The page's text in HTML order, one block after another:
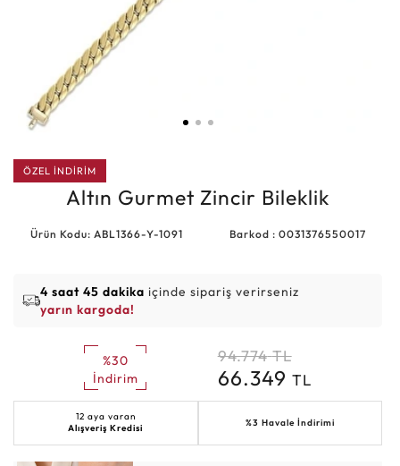
ÖZEL İNDİRİM
Altın Gurmet Zincir Bileklik
Ürün Kodu: ABL1366-Y-1091 Barkod : 0031376550017
4 saat 45 dakika içinde sipariş verirseniz
yarın kargoda!
%30
İndirim
94.774 TL
66.349 TL
12 aya varan
Alışveriş Kredisi
%3 Havale İndirimi